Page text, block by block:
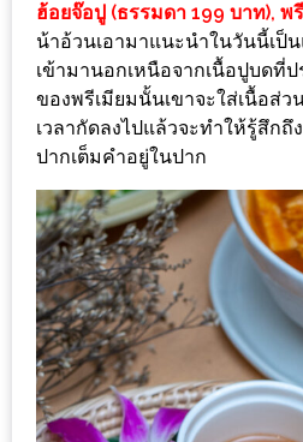
แฟร์
เรื่อง
บ้าน
ที่
ทุก
คน
ต้อง
มา
พบ
สินค้า
เรื่อง
บ้าน
คุ้ม
ฮ้อยจ๊อปู (ธรรมดา 199 บาท), พ
น้าอ้วนเอามาแนะนำในวันนี้เป็
เข้ามานอกเหนือจากเนื้อปูบดที่
ของพรีเมียมนั้นเขาจะใส่เนื้อส่ว
เวลากัดลงไปแล้วจะทำให้รู้สึกถึ
ปากเต็มคำอยู่ในปาก